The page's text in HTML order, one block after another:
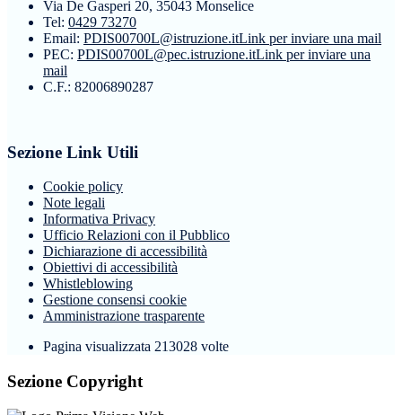
Via De Gasperi 20, 35043 Monselice
Tel: 0429 73270
Email: PDIS00700L@istruzione.itLink per inviare una mail
PEC: PDIS00700L@pec.istruzione.itLink per inviare una
mail
C.F.: 82006890287
Sezione Link Utili
Cookie policy
Note legali
Informativa Privacy
Ufficio Relazioni con il Pubblico
Dichiarazione di accessibilità
Obiettivi di accessibilità
Whistleblowing
Gestione consensi cookie
Amministrazione trasparente
Pagina visualizzata 213028 volte
Sezione Copyright